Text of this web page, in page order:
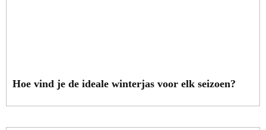
Hoe vind je de ideale winterjas voor elk seizoen?